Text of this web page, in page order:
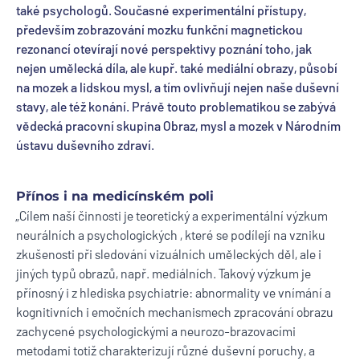
také psychologů. Současné experimentální přístupy,
především zobrazování mozku funkční magnetickou
rezonancí otevírají nové perspektivy poznání toho, jak
nejen umělecká díla, ale kupř. také mediální obrazy, působí
na mozek a lidskou mysl, a tím ovlivňují nejen naše duševní
stavy, ale též konání. Právě touto problematikou se zabývá
vědecká pracovní skupina Obraz, mysl a mozek v Národním
ústavu duševního zdraví.
Přínos i na medicínském poli
„Cílem naší činnosti je teoretický a experimentální výzkum
neurálních a psychologických , které se podílejí na vzniku
zkušenosti při sledování vizuálních uměleckých děl, ale i
jiných typů obrazů, např. mediálních. Takový výzkum je
přínosný i z hlediska psychiatrie: abnormality ve vnímání a
kognitivních i emočních mechanismech zpracování obrazu
zachycené psychologickými a neurozo-brazovacími
metodami totiž charakterizují různé duševní poruchy, a